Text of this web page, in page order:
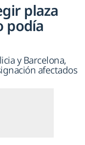
plaza
podía
y Barcelona,
afectados